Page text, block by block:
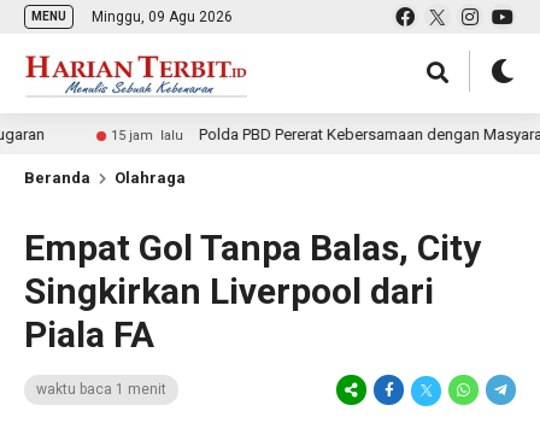
MENU Minggu, 09 Agu 2026
15 jam lalu Polda PBD Pererat Kebersamaan dengan Masyarakat
Beranda Olahraga
Empat Gol Tanpa Balas, City
Singkirkan Liverpool dari
Piala FA
waktu baca 1 menit